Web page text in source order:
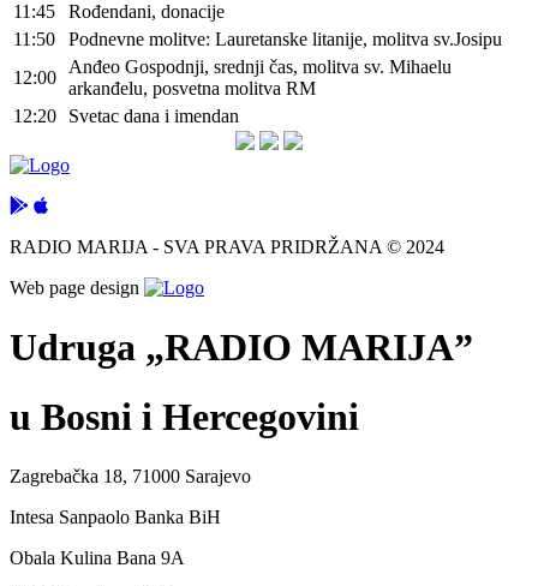
11:45
Rođendani, donacije
11:50
Podnevne molitve: Lauretanske litanije, molitva sv.Josipu
12:00
Anđeo Gospodnji, srednji čas, molitva sv. Mihaelu
arkanđelu, posvetna molitva RM
12:20
Svetac dana i imendan
RADIO MARIJA - SVA PRAVA PRIDRŽANA © 2024
Web page design
Udruga „RADIO MARIJA”
u Bosni i Hercegovini
Zagrebačka 18, 71000 Sarajevo
Intesa Sanpaolo Banka BiH
Obala Kulina Bana 9A